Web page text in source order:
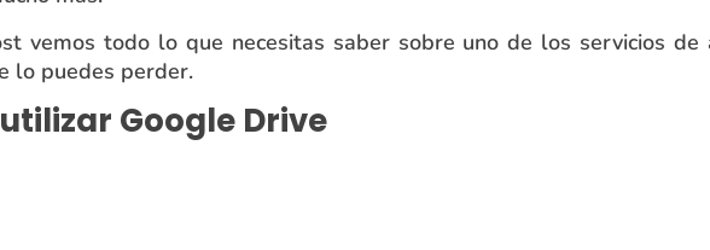
vemos todo lo que necesitas saber sobre uno de los servicios
lo puedes perder.
Google Drive